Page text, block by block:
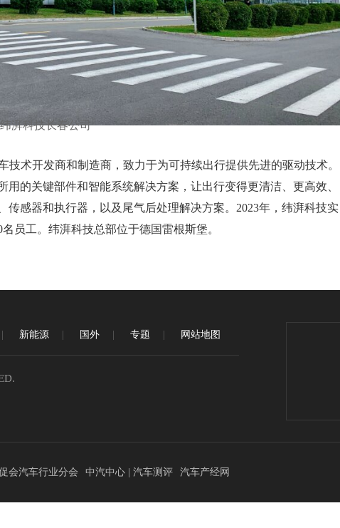
纬湃科技长春公司
技术开发商和制造商，致力于为可持续出行提供先进的驱动技术。
的关键部件和智能系统解决方案，让出行变得更清洁、更高效、
感器和执行器，以及尾气后处理解决方案。2023年，纬湃科技实
员工。纬湃科技总部位于德国雷根斯堡。
新能源 国外 专题 网站地图
会汽车行业分会 中汽中心 | 汽车测评 汽车产经网